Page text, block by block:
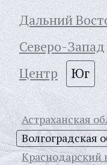
Дальний
Северо-Запад
Центр
Юг
Астраханская
Волгоградская
Краснодарский